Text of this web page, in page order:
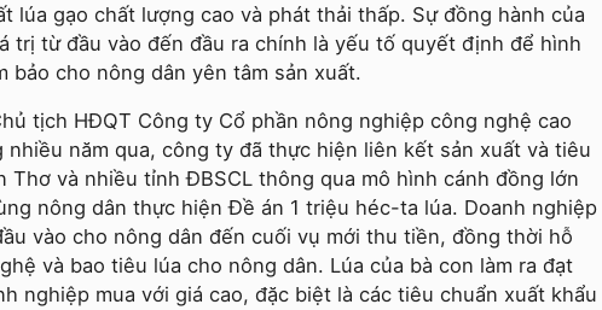
lúa gạo chất lượng cao và phát thải thấp. Sự đồng hành của
trị từ đầu vào đến đầu ra chính là yếu tố quyết định để hình
bảo cho nông dân yên tâm sản xuất.
tịch HÐQT Công ty Cổ phần nông nghiệp công nghệ cao
nhiều năm qua, công ty đã thực hiện liên kết sản xuất và tiêu
Thơ và nhiều tỉnh ĐBSCL thông qua mô hình cánh đồng lớn
nông dân thực hiện Đề án 1 triệu héc-ta lúa. Doanh nghiệp
vào cho nông dân đến cuối vụ mới thu tiền, đồng thời hỗ
và bao tiêu lúa cho nông dân. Lúa của bà con làm ra đạt
nghiệp mua với giá cao, đặc biệt là các tiêu chuẩn xuất khẩu